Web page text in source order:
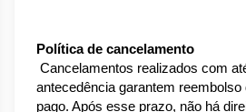
Política de cancelamento
antecedência garantem reembolso
pago. Após esse prazo, não há